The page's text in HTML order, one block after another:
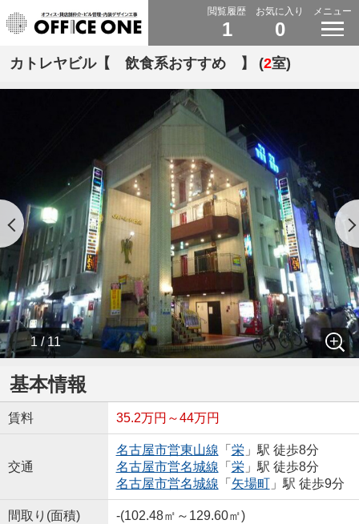
閲覧履歴
1
お気に入り
0
メニュー
カトレヤビル【 飲食系おすすめ 】 (2室)
1 / 11
基本情報
賃料 35.2万円～44万円
交通
名古屋市営東山線 「 栄」駅 徒歩8分
名古屋市営名城線 「 栄」駅 徒歩8分
名古屋市営名城線 「 矢場町」駅 徒歩9分
間取り(面積) -(102.48㎡～129.60㎡)